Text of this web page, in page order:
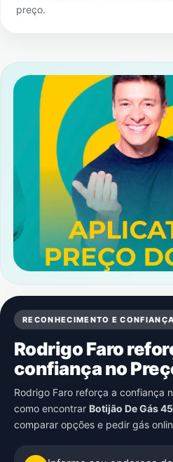
preço.
RECONHECIMENTO E CONFIANÇA
Rodrigo Faro
confiança no
Rodrigo Faro reforça a confiança
como encontrar Botijão De Gás
comparar opções e pedir gás